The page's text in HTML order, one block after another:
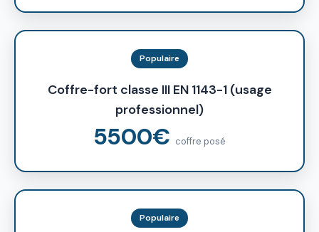
Populaire
Coffre-fort classe III EN 1143-1 (usage
professionnel)
5500€ coffre posé
Populaire